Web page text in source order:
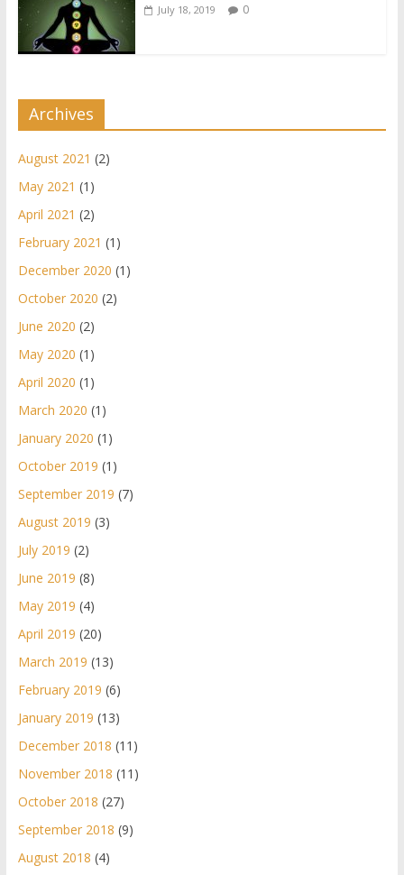
July 18, 2019 0
Archives
August 2021 (2)
May 2021 (1)
April 2021 (2)
February 2021 (1)
December 2020 (1)
October 2020 (2)
June 2020 (2)
May 2020 (1)
April 2020 (1)
March 2020 (1)
January 2020 (1)
October 2019 (1)
September 2019 (7)
August 2019 (3)
July 2019 (2)
June 2019 (8)
May 2019 (4)
April 2019 (20)
March 2019 (13)
February 2019 (6)
January 2019 (13)
December 2018 (11)
November 2018 (11)
October 2018 (27)
September 2018 (9)
August 2018 (4)